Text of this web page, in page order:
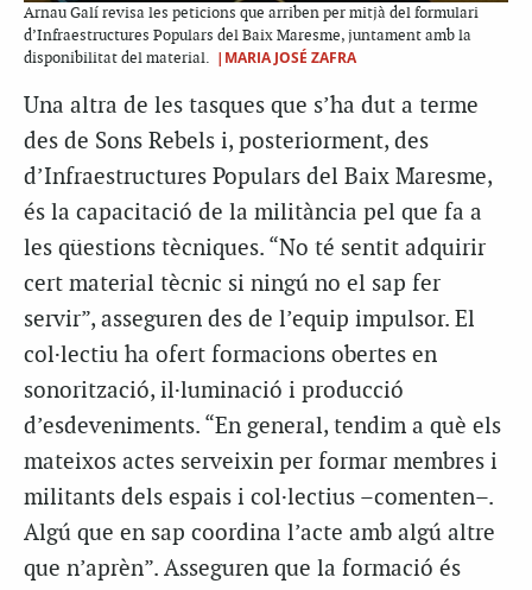
Arnau Galí revisa les peticions que arriben per mitjà del formulari
d’Infraestructures Populars del Baix Maresme, juntament amb la
disponibilitat del material. |MARIA JOSÉ ZAFRA
Una altra de les tasques que s’ha dut a terme
des de Sons Rebels i, posteriorment, des
d’Infraestructures Populars del Baix Maresme,
és la capacitació de la militància pel que fa a
les qüestions tècniques. “No té sentit adquirir
cert material tècnic si ningú no el sap fer
servir”, asseguren des de l’equip impulsor. El
col·lectiu ha ofert formacions obertes en
sonorització, il·luminació i producció
d’esdeveniments. “En general, tendim a què els
mateixos actes serveixin per formar membres i
militants dels espais i col·lectius –comenten–.
Algú que en sap coordina l’acte amb algú altre
que n’aprèn”. Asseguren que la formació és